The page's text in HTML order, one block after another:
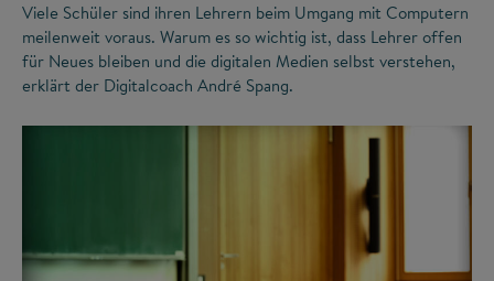
Viele Schüler sind ihren Lehrern beim Umgang mit Computern
meilenweit voraus. Warum es so wichtig ist, dass Lehrer offen
für Neues bleiben und die digitalen Medien selbst verstehen,
erklärt der Digitalcoach André Spang.